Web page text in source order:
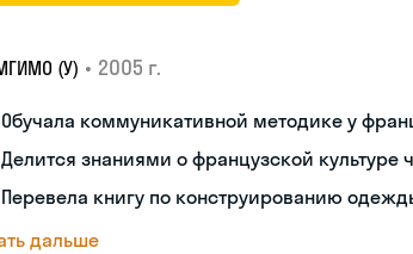
(У) • 2005 г.
Обучала коммуникативной методике у
Делится знаниями о французской культуре
Перевела книгу по конструированию
дальше